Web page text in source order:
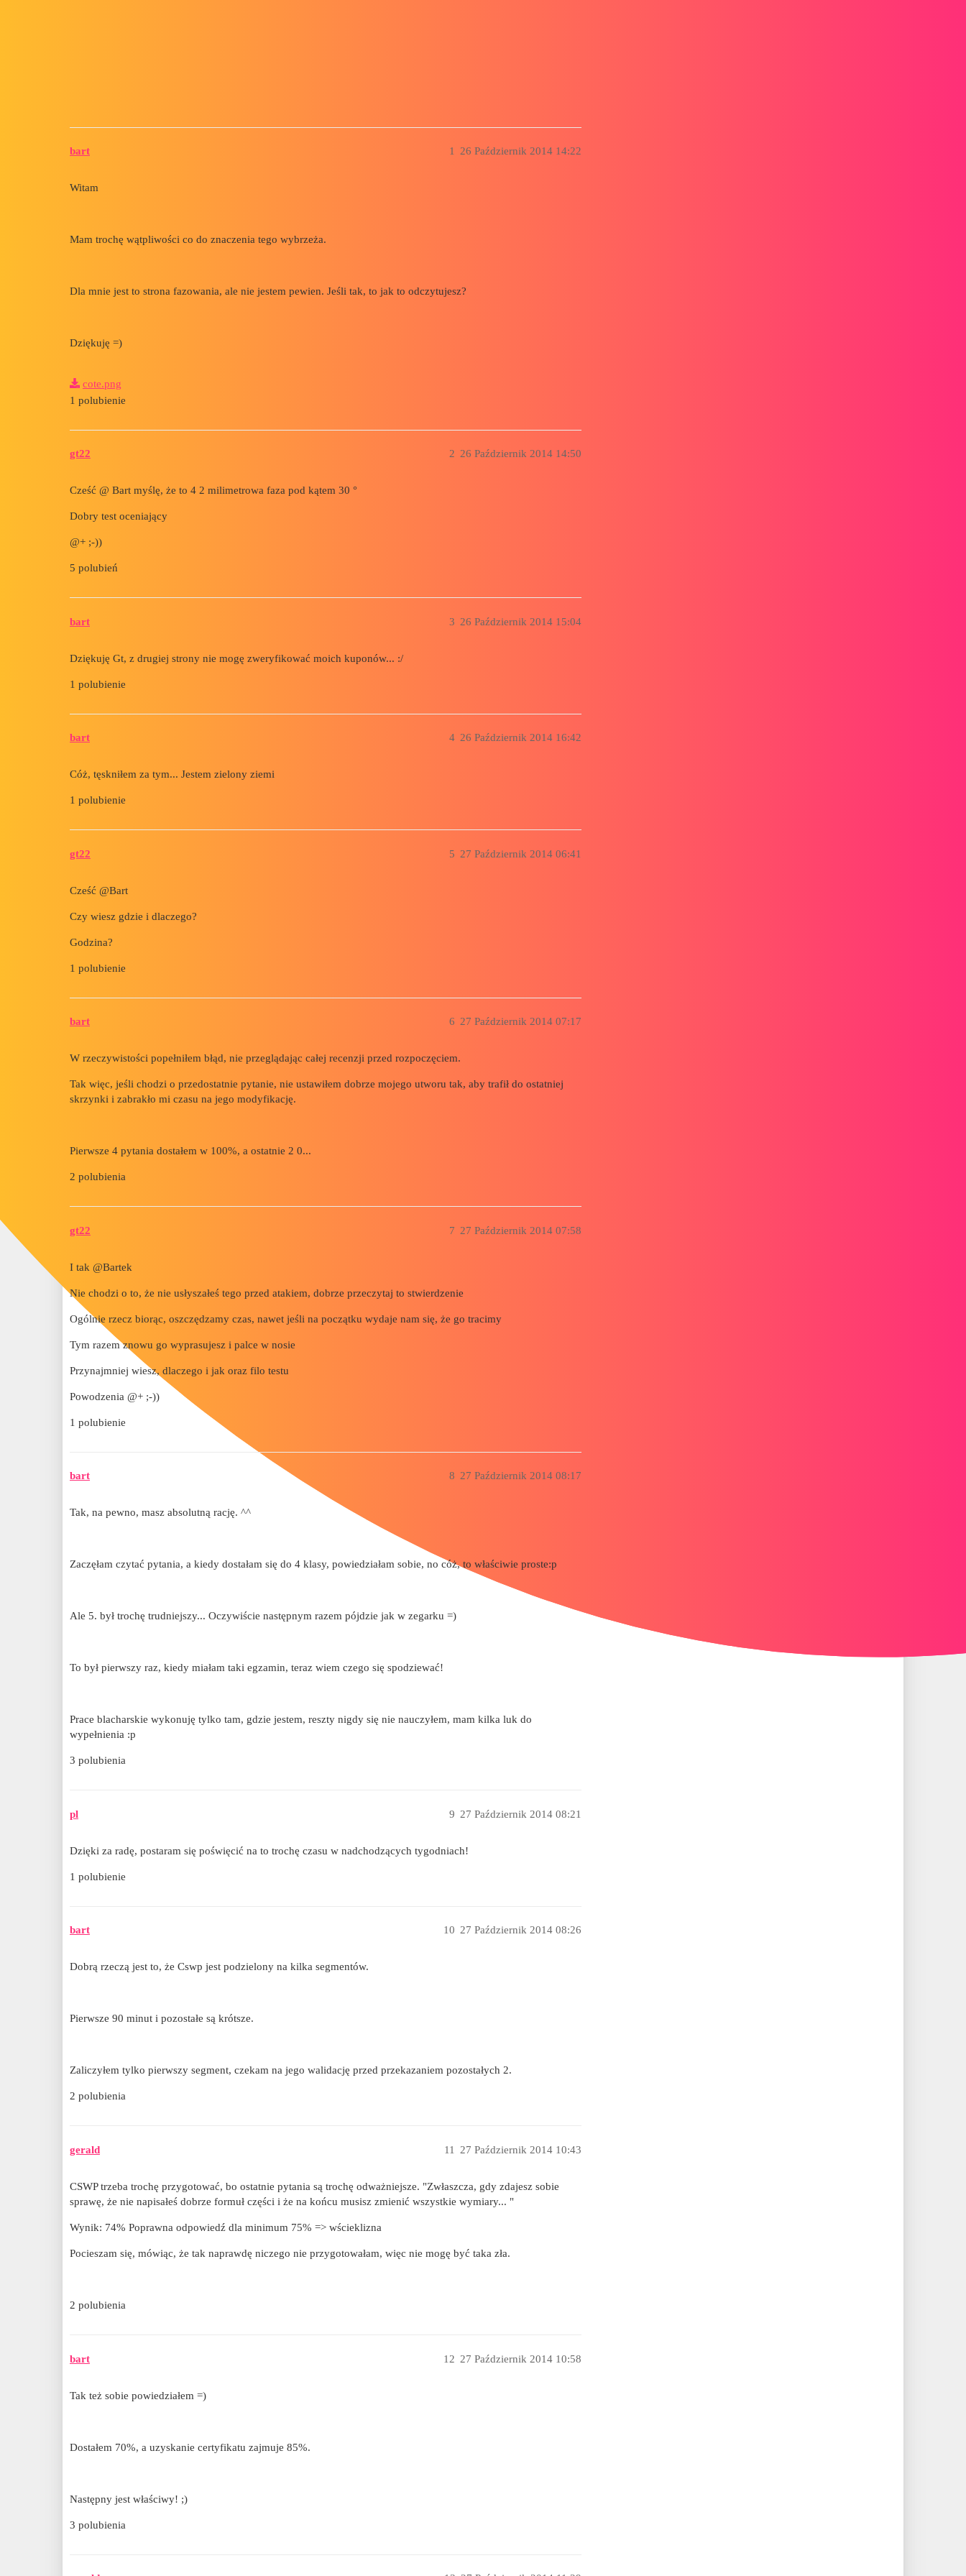
bart 26 Październik 2014 14:22
1
Witam
Mam trochę wątpliwości co do znaczenia tego wybrzeża.
Dla mnie jest to strona fazowania, ale nie jestem pewien. Jeśli tak, to jak to odczytujesz?
Dziękuję =)
cote.png
1 polubienie
gt22 26 Październik 2014 14:50
2
Cześć @ Bart myślę, że to 4 2 milimetrowa faza pod kątem 30 °
Dobry test oceniający
@+ ;-))
5 polubień
bart 26 Październik 2014 15:04
3
Dziękuję Gt, z drugiej strony nie mogę zweryfikować moich kuponów... :/
1 polubienie
bart 26 Październik 2014 16:42
4
Cóż, tęskniłem za tym... Jestem zielony ziemi
1 polubienie
gt22 27 Październik 2014 06:41
5
Cześć @Bart
Czy wiesz gdzie i dlaczego?
Godzina?
1 polubienie
bart 27 Październik 2014 07:17
6
W rzeczywistości popełniłem błąd, nie przeglądając całej recenzji przed rozpoczęciem.
Tak więc, jeśli chodzi o przedostatnie pytanie, nie ustawiłem dobrze mojego utworu tak, aby trafił do ostatniej
skrzynki i zabrakło mi czasu na jego modyfikację.
Pierwsze 4 pytania dostałem w 100%, a ostatnie 2 0...
2 polubienia
gt22 27 Październik 2014 07:58
7
I tak @Bartek
Nie chodzi o to, że nie usłyszałeś tego przed atakiem, dobrze przeczytaj to stwierdzenie
Ogólnie rzecz biorąc, oszczędzamy czas, nawet jeśli na początku wydaje nam się, że go tracimy
Tym razem znowu go wyprasujesz i palce w nosie
Przynajmniej wiesz, dlaczego i jak oraz filo testu
Powodzenia @+ ;-))
1 polubienie
bart 27 Październik 2014 08:17
8
Tak, na pewno, masz absolutną rację. ^^
Zaczęłam czytać pytania, a kiedy dostałam się do 4 klasy, powiedziałam sobie, no cóż, to właściwie proste:p
Ale 5. był trochę trudniejszy... Oczywiście następnym razem pójdzie jak w zegarku =)
To był pierwszy raz, kiedy miałam taki egzamin, teraz wiem czego się spodziewać!
Prace blacharskie wykonuję tylko tam, gdzie jestem, reszty nigdy się nie nauczyłem, mam kilka luk do
wypełnienia :p
3 polubienia
pl 27 Październik 2014 08:21
9
Dzięki za radę, postaram się poświęcić na to trochę czasu w nadchodzących tygodniach!
1 polubienie
bart 27 Październik 2014 08:26
10
Dobrą rzeczą jest to, że Cswp jest podzielony na kilka segmentów.
Pierwsze 90 minut i pozostałe są krótsze.
Zaliczyłem tylko pierwszy segment, czekam na jego walidację przed przekazaniem pozostałych 2.
2 polubienia
gerald 27 Październik 2014 10:43
11
CSWP trzeba trochę przygotować, bo ostatnie pytania są trochę odważniejsze. "Zwłaszcza, gdy zdajesz sobie
sprawę, że nie napisałeś dobrze formuł części i że na końcu musisz zmienić wszystkie wymiary... "
Wynik: 74% Poprawna odpowiedź dla minimum 75% => wścieklizna
Pocieszam się, mówiąc, że tak naprawdę niczego nie przygotowałam, więc nie mogę być taka zła.
2 polubienia
bart 27 Październik 2014 10:58
12
Tak też sobie powiedziałem =)
Dostałem 70%, a uzyskanie certyfikatu zajmuje 85%.
Następny jest właściwy! ;)
3 polubienia